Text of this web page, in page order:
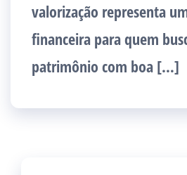
valorização representa
financeira para quem
patrimônio com boa […]